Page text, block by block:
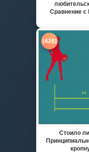
Сравнение с
(426)
Стоило